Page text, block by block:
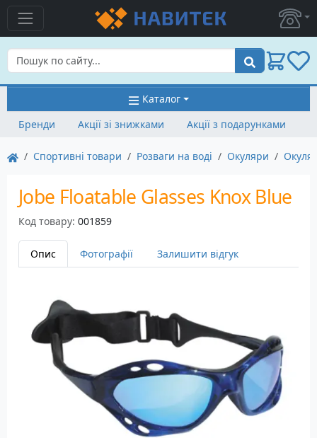
Пошук
Каталог
Бренди
Акції зі знижками Акції з подарунками
Спортивні товари Розваги на воді Окуляри
Jobe Floatable Glasses Knox Blue
Код товару: 001859
Опис Фотографії Залишити відгук